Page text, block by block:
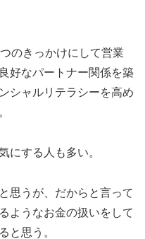
のきっかけにして営業
好なパートナー関係を築
シャルリテラシーを高め
にする人も多い。
思うが、だからと言って
ようなお金の扱いをして
と思う。